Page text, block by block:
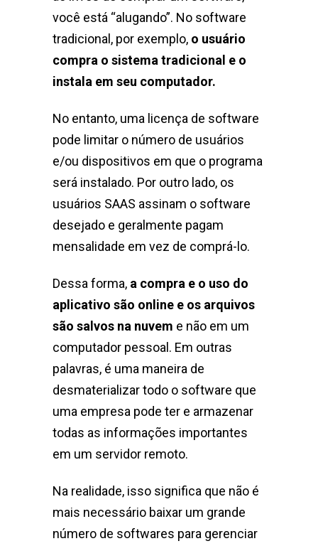
você está “alugando”. No software
tradicional, por exemplo, o usuário
compra o sistema tradicional e o
instala em seu computador.
No entanto, uma licença de software
pode limitar o número de usuários
e/ou dispositivos em que o programa
será instalado. Por outro lado, os
usuários SAAS assinam o software
desejado e geralmente pagam
mensalidade em vez de comprá-lo.
Dessa forma, a compra e o uso do
aplicativo são online e os arquivos
são salvos na nuvem e não em um
computador pessoal. Em outras
palavras, é uma maneira de
desmaterializar todo o software que
uma empresa pode ter e armazenar
todas as informações importantes
em um servidor remoto.
Na realidade, isso significa que não é
mais necessário baixar um grande
número de softwares para gerenciar